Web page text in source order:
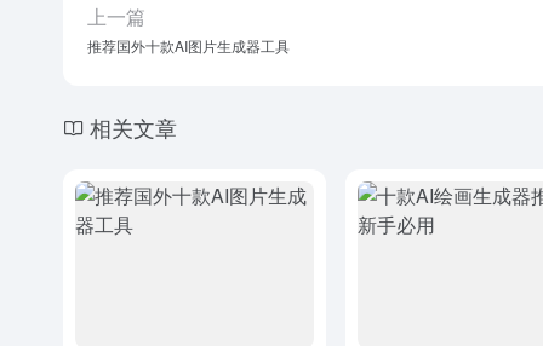
上一篇
推荐国外十款AI图片生成器工具
相关文章